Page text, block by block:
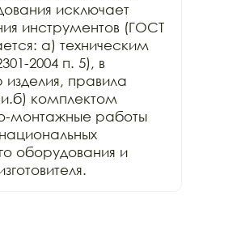
исключает
инструментов (ГОСТ
а) техническим
2004 п. 5), в
правила
комплектом
монтажные работы
оборудования и